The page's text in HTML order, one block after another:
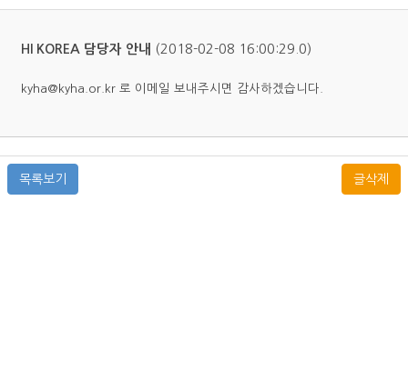
HI KOREA 담당자 안내 (2018-02-08 16:00:29.0)
kyha@kyha.or.kr 로 이메일 보내주시면 감사하겠습니다.
목록보기 글삭제